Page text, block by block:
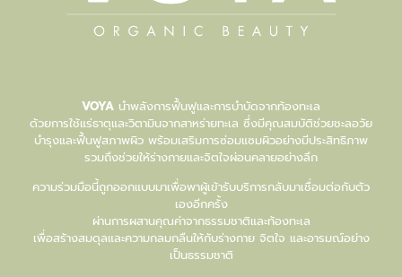
VOYA นำพลังการฟื้นฟูและการบำบัดจากท้องทะเล
ด้วยการใช้แร่ธาตุและวิตามินจากสาหร่ายทะเล ซึ่งมีคุณสมบัติช่วยชะลอวัย
บำรุงและฟื้นฟูสภาพผิว พร้อมเสริมการซ่อมแซมผิวอย่างมีประสิทธิภาพ
รวมถึงช่วยให้ร่างกายและจิตใจผ่อนคลายอย่างลึก
ความร่วมมือนี้ถูกออกแบบมาเพื่อพาผู้เข้ารับบริการกลับมาเชื่อมต่อกับตัว
เองอีกครั้ง
ผ่านการผสานคุณค่าจากธรรมชาติและท้องทะเล
เพื่อสร้างสมดุลและความกลมกลืนให้กับร่างกาย จิตใจ และอารมณ์อย่าง
เป็นธรรมชาติ